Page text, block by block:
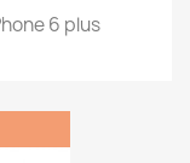
6 plus